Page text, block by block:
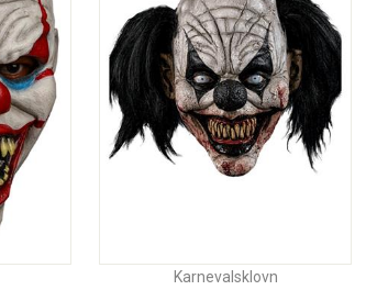
Karnevalsklovn